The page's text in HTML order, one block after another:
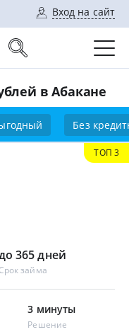
Вход на сайт
в Абакане
Без
365 дней
Срок займа
3 минуты
Решение
ТОП 3